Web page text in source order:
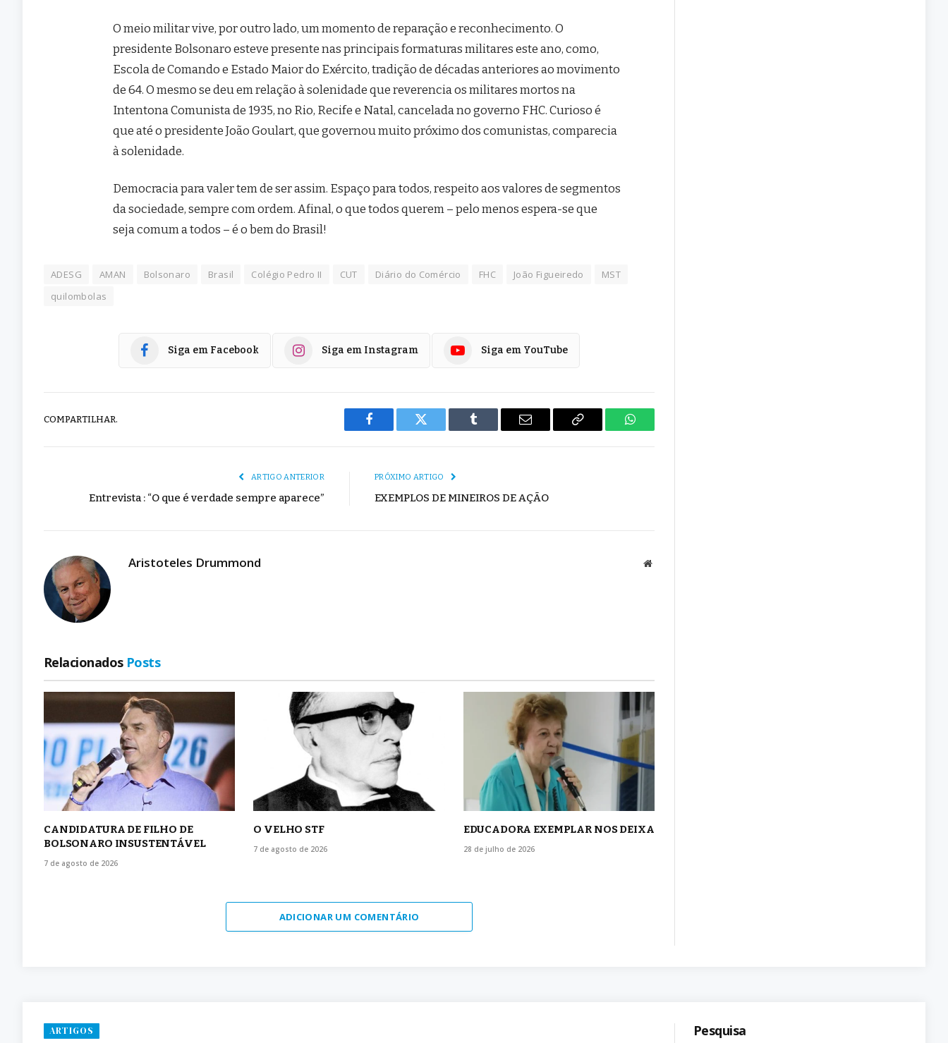
O meio militar vive, por outro lado, um momento de reparação e reconhecimento. O
presidente Bolsonaro esteve presente nas principais formaturas militares este ano, como,
Escola de Comando e Estado Maior do Exército, tradição de décadas anteriores ao movimento
de 64. O mesmo se deu em relação à solenidade que reverencia os militares mortos na
Intentona Comunista de 1935, no Rio, Recife e Natal, cancelada no governo FHC. Curioso é
que até o presidente João Goulart, que governou muito próximo dos comunistas, comparecia
à solenidade.
Democracia para valer tem de ser assim. Espaço para todos, respeito aos valores de segmentos
da sociedade, sempre com ordem. Afinal, o que todos querem – pelo menos espera-se que
seja comum a todos – é o bem do Brasil!
ADESG AMAN Bolsonaro Brasil Colégio Pedro II CUT Diário do Comércio FHC João Figueiredo
MST
quilombolas
Siga em Facebook Siga em Instagram Siga em YouTube
COMPARTILHAR.
Facebook Twitter Tumblr
E-
Copiar
WhatsApp
ARTIGO ANTERIOR
Entrevista : “O que é verdade sempre aparece”
PRÓXIMO ARTIGO
EXEMPLOS DE MINEIROS DE AÇÃO
Aristoteles Drummond Site
Relacionados Posts
CANDIDATURA DE FILHO DE
BOLSONARO INSUSTENTÁVEL
7 de agosto de 2026
O VELHO STF
7 de agosto de 2026
EDUCADORA EXEMPLAR NOS DEIXA
28 de julho de 2026
ADICIONAR UM COMENTÁRIO
ARTIGOS Pesquisa